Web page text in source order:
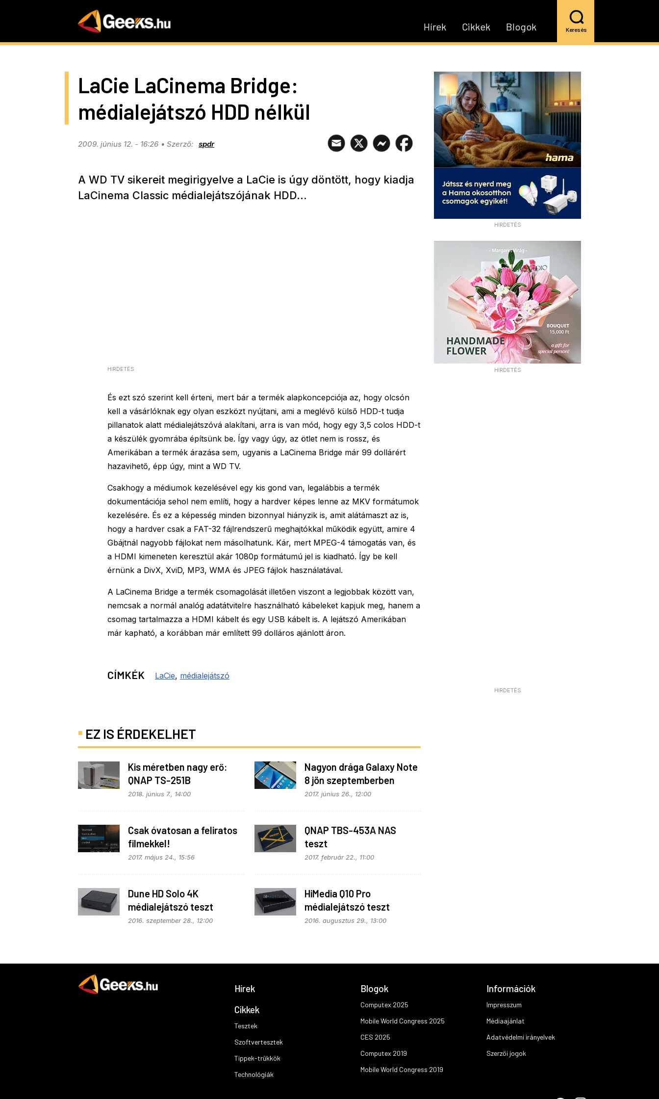
Blogok
Cikkek
Hírek Keresés
HIRDETÉS
HIRDETÉS
HIRDETÉS
LaCie LaCinema Bridge:
médialejátszó HDD nélkül
2009. június 12. - 16:26 spdr
A WD TV sikereit megirigyelve a LaCie is úgy döntött, hogy kiadja
LaCinema Classic médialejátszójának HDD...
HIRDETÉS
És ezt szó szerint kell érteni, mert bár a termék alapkoncepciója az, hogy olcsón
kell a vásárlóknak egy olyan eszközt nyújtani, ami a meglévő külső HDD-t tudja
pillanatok alatt médialejátszóvá alakítani, arra is van mód, hogy egy 3,5 colos HDD-t
a készülék gyomrába építsünk be. Így vagy úgy, az ötlet nem is rossz, és
Amerikában a termék árazása sem, ugyanis a LaCinema Bridge már 99 dollárért
hazavihető, épp úgy, mint a WD TV.
Csakhogy a médiumok kezelésével egy kis gond van, legalábbis a termék
dokumentációja sehol nem említi, hogy a hardver képes lenne az MKV formátumok
kezelésére. És ez a képesség minden bizonnyal hiányzik is, amit alátámaszt az is,
hogy a hardver csak a FAT-32 fájlrendszerű meghajtókkal működik együtt, amire 4
Gbájtnál nagyobb fájlokat nem másolhatunk. Kár, mert MPEG-4 támogatás van, és
a HDMI kimeneten keresztül akár 1080p formátumú jel is kiadható. Így be kell
érnünk a DivX, XviD, MP3, WMA és JPEG fájlok használatával.
A LaCinema Bridge a termék csomagolását illetően viszont a legjobbak között van,
nemcsak a normál analóg adatátvitelre használható kábeleket kapjuk meg, hanem a
csomag tartalmazza a HDMI kábelt és egy USB kábelt is. A lejátszó Amerikában
már kapható, a korábban már említett 99 dolláros ajánlott áron.
CÍMKÉK LaCie, médialejátszó
EZ IS ÉRDEKELHET
Kis méretben nagy erő:
QNAP TS-251B
2018. június 7., 14:00
Nagyon drága Galaxy Note
8 jön szeptemberben
2017. június 26., 12:00
Csak óvatosan a feliratos
filmekkel!
2017. május 24., 15:56
QNAP TBS-453A NAS
teszt
2017. február 22., 11:00
Dune HD Solo 4K
médialejátszó teszt
2016. szeptember 28., 12:00
HiMedia Q10 Pro
médialejátszó teszt
2016. augusztus 29., 13:00
Hírek
Cikkek
Tesztek
Szoftvertesztek
Tippek-trükkök
Technológiák
Blogok
Computex 2025
Mobile World Congress 2025
CES 2025
Computex 2019
Mobile World Congress 2019
Információk
Impresszum
Médiaajánlat
Adatvédelmi irányelvek
Szerzői jogok